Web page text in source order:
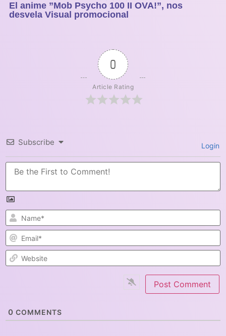
El anime ”Mob Psycho 100 II OVA!”, nos
desvela Visual promocional
0
Article Rating
Subscribe Login
0 COMMENTS